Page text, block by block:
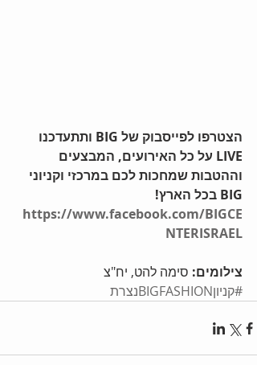
הצטרפו לפייסבוק של BIG ותתעדכנו
LIVE על כל האירועים, המבצעים
וההטבות שמחכות לכם במרכזי וקניוני
BIG בכל הארץ!
https://www.facebook.com/BIGCE
NTERISRAEL
צילומים: סימה להט, יח"צ
#קניוןBIGFASHIONנצרת